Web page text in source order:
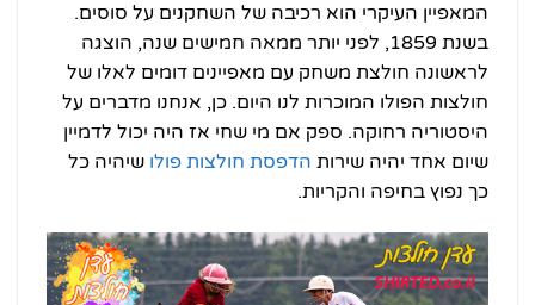
המאפיין העיקרי הוא רכיבה של השחקנים על סוסים.
בשנת 1859, לפני יותר ממאה חמישים שנה, הוצגה
לראשונה חולצת משחק עם מאפיינים דומים לאלו של
חולצות הפולו המוכרות לנו היום. כן, אנחנו מדברים על
היסטוריה רחוקה. ספק אם מי שחי אז היה יכול לדמיין
שיום אחד יהיה שירות הדפסת חולצות פולו שיהיה כל
כך נפוץ בחיפה והקריות.